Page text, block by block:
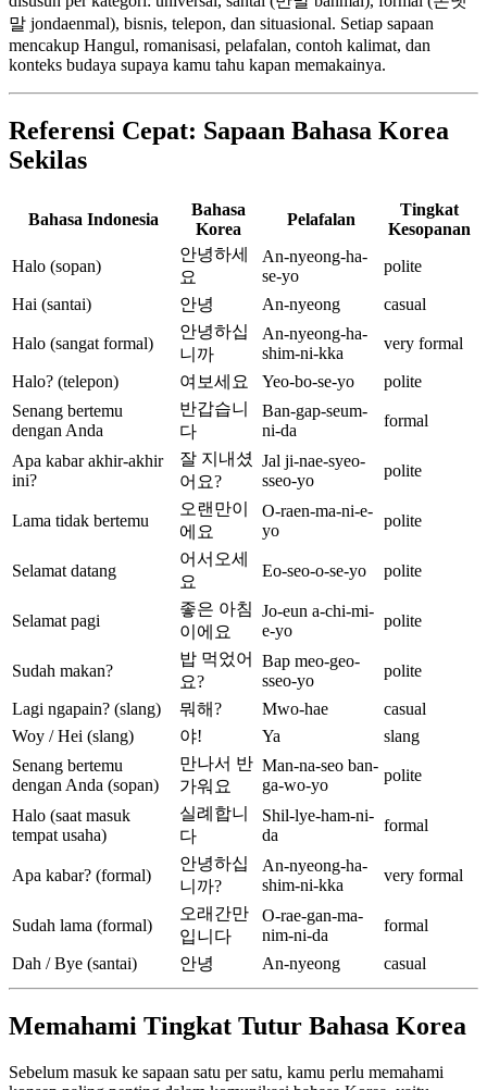
말 jondaenmal), bisnis, telepon, dan situasional. Setiap sapaan
mencakup Hangul, romanisasi, pelafalan, contoh kalimat, dan
konteks budaya supaya kamu tahu kapan memakainya.
Referensi Cepat: Sapaan Bahasa Korea
Sekilas
Bahasa Indonesia
Bahasa
Korea
Pelafalan
Tingkat
Kesopanan
Halo (sopan)
안녕하세
요
An-nyeong-ha-
se-yo
polite
Hai (santai) 안녕 An-nyeong casual
Halo (sangat formal)
안녕하십
니까
An-nyeong-ha-
shim-ni-kka
very formal
Halo? (telepon) 여보세요 Yeo-bo-se-yo
polite
Senang bertemu
dengan Anda
반갑습니
다
Ban-gap-seum-
ni-da
formal
Apa kabar akhir-akhir
ini?
잘 지내셨
어요?
Jal ji-nae-syeo-
sseo-yo
polite
Lama tidak bertemu
오랜만이
에요
O-raen-ma-ni-e-
yo
polite
Selamat datang
어서오세
요
Eo-seo-o-se-yo polite
Selamat pagi
좋은 아침
이에요
Jo-eun a-chi-mi-
e-yo
polite
Sudah makan?
밥 먹었어
요?
Bap meo-geo-
sseo-yo
polite
Lagi ngapain? (slang) 뭐해? Mwo-hae
casual
Woy / Hei (slang)
야! Ya
slang
Senang bertemu
dengan Anda (sopan)
만나서 반
가워요
Man-na-seo ban-
ga-wo-yo
polite
Halo (saat masuk
tempat usaha)
실례합니
다
Shil-lye-ham-ni-
da
formal
Apa kabar? (formal)
안녕하십
니까?
An-nyeong-ha-
shim-ni-kka
very formal
Sudah lama (formal)
오래간만
입니다
O-rae-gan-ma-
nim-ni-da
formal
Dah / Bye (santai) 안녕 An-nyeong casual
Memahami Tingkat Tutur Bahasa Korea
Sebelum masuk ke sapaan satu per satu, kamu perlu memahami